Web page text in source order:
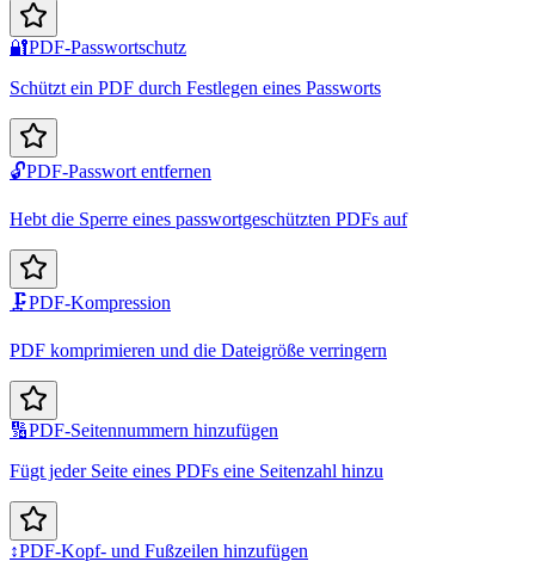
🔐PDF-Passwortschutz
Schützt ein PDF durch Festlegen eines Passworts
🔓PDF-Passwort entfernen
Hebt die Sperre eines passwortgeschützten PDFs auf
🗜️PDF-Kompression
PDF komprimieren und die Dateigröße verringern
🔢PDF-Seitennummern hinzufügen
Fügt jeder Seite eines PDFs eine Seitenzahl hinzu
↕️PDF-Kopf- und Fußzeilen hinzufügen